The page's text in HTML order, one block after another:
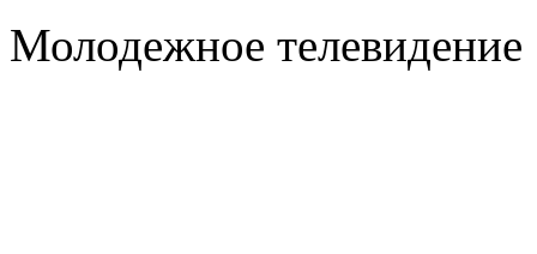
Молодежное телевидение